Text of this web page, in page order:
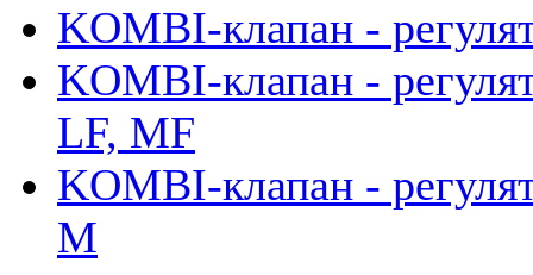
KOMBI-клапан -
KOMBI-клапан -
LF, MF
KOMBI-клапан -
M